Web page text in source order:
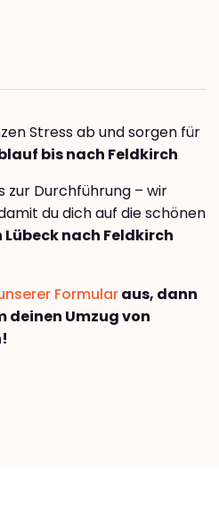
Stress ab und sorgen für
bis nach Feldkirch
zur Durchführung – wir
du dich auf die schönen
Lübeck nach Feldkirch
Formularaus, dann
deinen Umzug von